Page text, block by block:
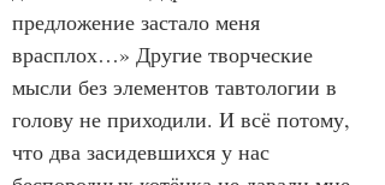
предложение застало меня
врасплох…» Другие творческие
мысли без элементов тавтологии в
голову не приходили. И всё потому,
что два засидевшихся у нас